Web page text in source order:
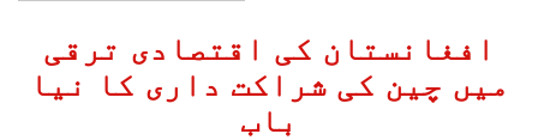
افغانستان کی اقتصادی ترقی
میں چین کی شراکت داری کا نیا
باب